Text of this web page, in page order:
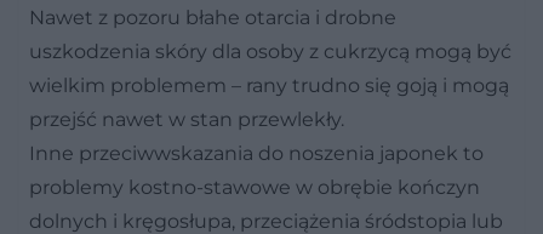
Nawet z pozoru błahe otarcia i drobne
uszkodzenia skóry dla osoby z cukrzycą mogą być
wielkim problemem – rany trudno się goją i mogą
przejść nawet w stan przewlekły.
Inne przeciwwskazania do noszenia japonek to
problemy kostno-stawowe w obrębie kończyn
dolnych i kręgosłupa, przeciążenia śródstopia lub